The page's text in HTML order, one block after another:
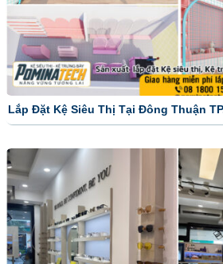
Lắp Đặt Kệ Siêu Thị Tại Đông Thuận